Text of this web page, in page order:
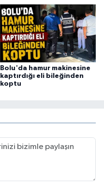
Bolu'da hamur makinesine
kaptırdığı eli bileğinden
koptu